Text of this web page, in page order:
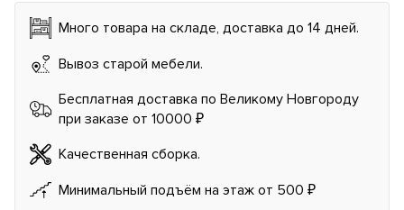
Много товара на складе, доставка до 14 дней.
Вывоз старой мебели.
Бесплатная доставка по Великому Новгороду
при заказе от 10000 ₽
Качественная сборка.
Минимальный подъём на этаж от 500 ₽